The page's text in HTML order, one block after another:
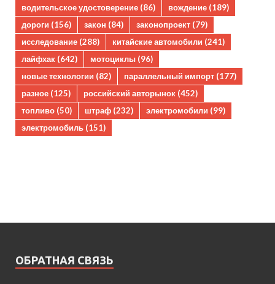
водительское удостоверение (86) вождение (189)
дороги (156) закон (84) законопроект (79)
исследование (288) китайские автомобили (241)
лайфхак (642) мотоциклы (96)
новые технологии (82) параллельный импорт (177)
разное (125) российский авторынок (452)
топливо (50) штраф (232) электромобили (99)
электромобиль (151)
ОБРАТНАЯ СВЯЗЬ